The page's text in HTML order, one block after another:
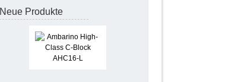
Neue Produkte